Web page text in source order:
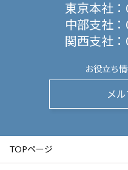
東京本社：
中部支社：
関西支社：
お役立ち
メ
TOPページ